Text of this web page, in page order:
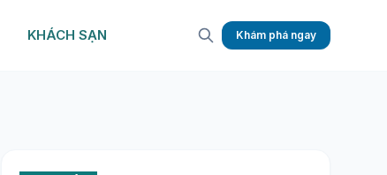
KHÁCH SẠN Khám phá ngay